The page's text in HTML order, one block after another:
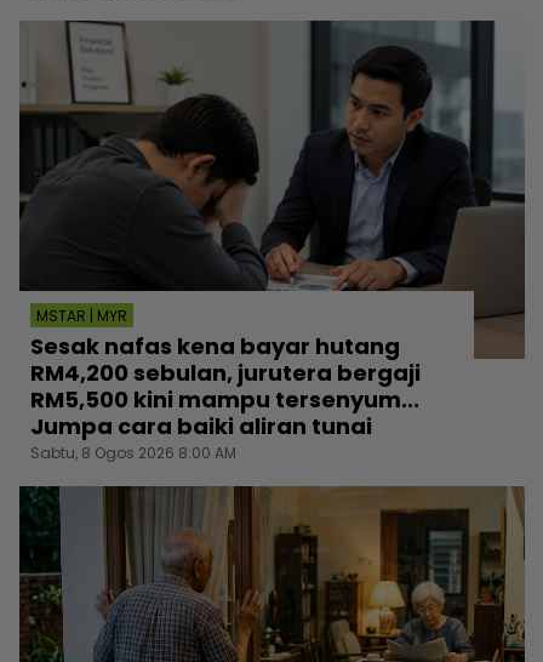
MSTAR | MYR
Sesak nafas kena bayar hutang
RM4,200 sebulan, jurutera bergaji
RM5,500 kini mampu tersenyum...
Jumpa cara baiki aliran tunai
Sabtu, 8 Ogos 2026 8:00 AM